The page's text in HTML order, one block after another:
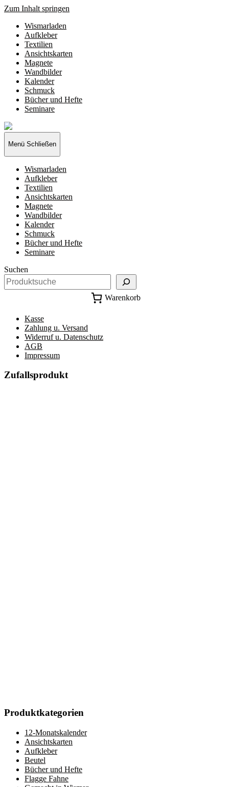
Zum Inhalt springen
Wismarladen
Aufkleber
Textilien
Ansichtskarten
Magnete
Wandbilder
Kalender
Schmuck
Bücher und Hefte
Seminare
Wismarladen
-
deine
Produzentengemeinschaft
Menü Schließen
Wismarladen
Aufkleber
Textilien
Ansichtskarten
Magnete
Wandbilder
Kalender
Schmuck
Bücher und Hefte
Seminare
Suchen
Warenkorb
Kasse
Zahlung u. Versand
Widerruf u. Datenschutz
AGB
Impressum
Zufallsprodukt
Produktkategorien
12-Monatskalender
Ansichtskarten
Aufkleber
Beutel
Bücher und Hefte
Flagge Fahne